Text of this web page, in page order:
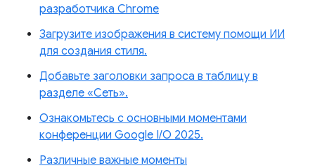
разработчика Chrome
Загрузите изображения в систему помощи ИИ
для создания стиля.
Добавьте заголовки запроса в таблицу в
разделе «Сеть».
Ознакомьтесь с основными моментами
конференции Google I/O 2025.
Различные важные моменты